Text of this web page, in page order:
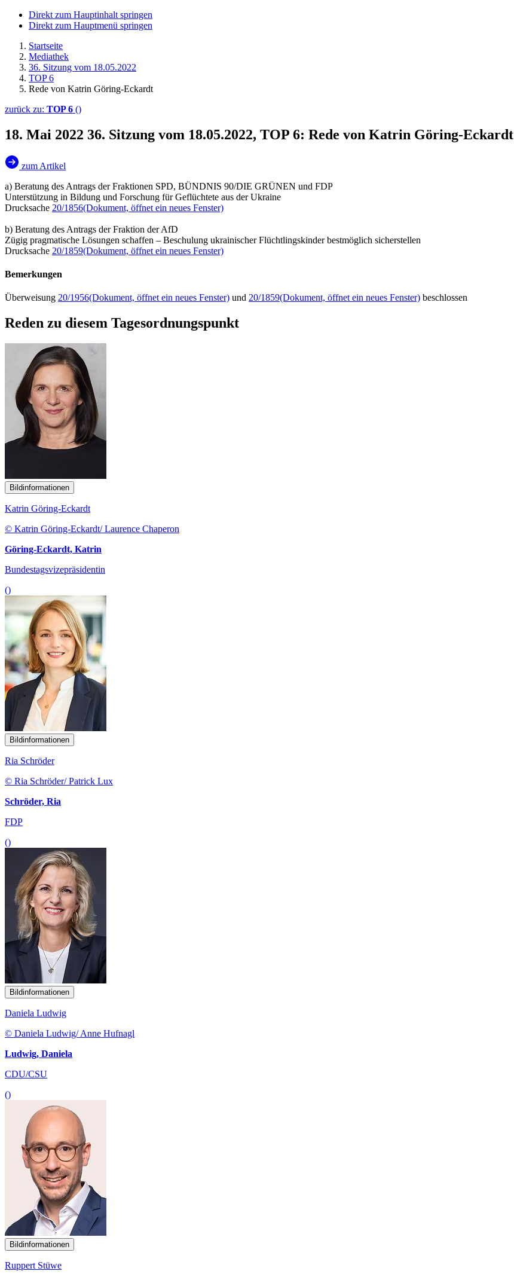
Direkt zum Hauptinhalt springen
Direkt zum Hauptmenü springen
Startseite
Mediathek
36. Sitzung vom 18.05.2022
TOP 6
Rede von Katrin Göring-Eckardt
zurück zu: TOP 6 ()
18. Mai 2022 36. Sitzung vom 18.05.2022, TOP 6: Rede von Katrin Göring-Eckardt
zum Artikel
a) Beratung des Antrags der Fraktionen SPD, BÜNDNIS 90/DIE GRÜNEN und FDP
Unterstützung in Bildung und Forschung für Geflüchtete aus der Ukraine
Drucksache 20/1856(Dokument, öffnet ein neues Fenster)
b) Beratung des Antrags der Fraktion der AfD
Zügig pragmatische Lösungen schaffen – Beschulung ukrainischer Flüchtlingskinder bestmöglich sicherstellen
Drucksache 20/1859(Dokument, öffnet ein neues Fenster)
Bemerkungen
Überweisung 20/1956(Dokument, öffnet ein neues Fenster) und 20/1859(Dokument, öffnet ein neues Fenster) beschlossen
Reden zu diesem Tagesordnungspunkt
Bildinformationen
Katrin Göring-Eckardt
© Katrin Göring-Eckardt/ Laurence Chaperon
Göring-Eckardt, Katrin
Bundestagsvizepräsidentin
()
Bildinformationen
Ria Schröder
© Ria Schröder/ Patrick Lux
Schröder, Ria
FDP
()
Bildinformationen
Daniela Ludwig
© Daniela Ludwig/ Anne Hufnagl
Ludwig, Daniela
CDU/CSU
()
Bildinformationen
Ruppert Stüwe